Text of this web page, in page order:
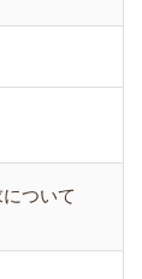
ついて